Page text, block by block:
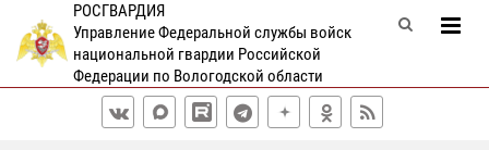
РОСГВАРДИЯ
Управление Федеральной службы войск
национальной гвардии Российской
Федерации по Вологодской области